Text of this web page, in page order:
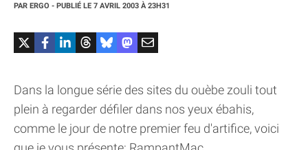
PAR ERGO - PUBLIÉ LE 7 AVRIL 2003 À 23H31
Dans la longue série des sites du ouèbe zouli tout
plein à regarder défiler dans nos yeux ébahis,
comme le jour de notre premier feu d'artifice, voici